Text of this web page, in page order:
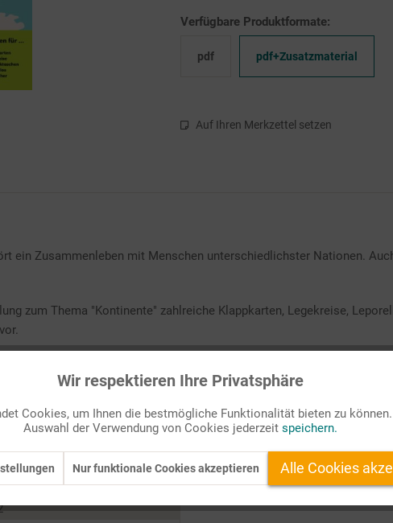
Verfügbare Produktformate:
pdf pdf+Zusatzmaterial
Auf Ihren Merkzettel setzen
ein Zusammenleben mit Menschen unterschiedlichster Nationen.
zum Thema "Kontinente" zahlreiche Klappkarten, Legekreise,
Schülerinnen und Schüler hoch motiviert und vertiefen die im
der Differenzierung.
Gesellschaft, Natur und
Wir respektieren Ihre Privatsphäre
Cookies, um Ihnen die bestmögliche Funktionalität bieten zu
Auswahl der Verwendung von Cookies jederzeit speichern.
Nur funktionale Cookies akzeptieren Alle Cookies